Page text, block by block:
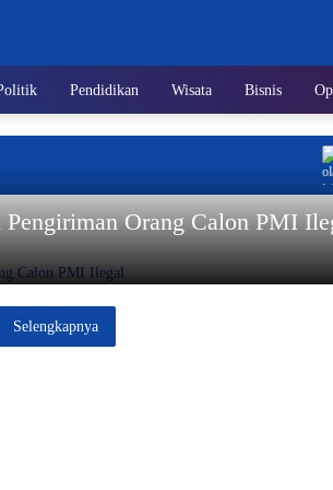
Pendidikan Wisata Bisnis
Orang Calon PMI
Selengkapnya